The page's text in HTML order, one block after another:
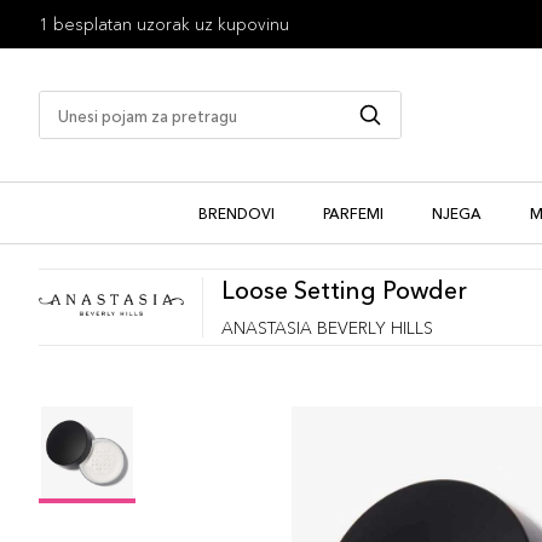
1 besplatan uzorak uz kupovinu
BRENDOVI PARFEMI NJEGA
Loose Setting Powder
ANASTASIA BEVERLY HILLS